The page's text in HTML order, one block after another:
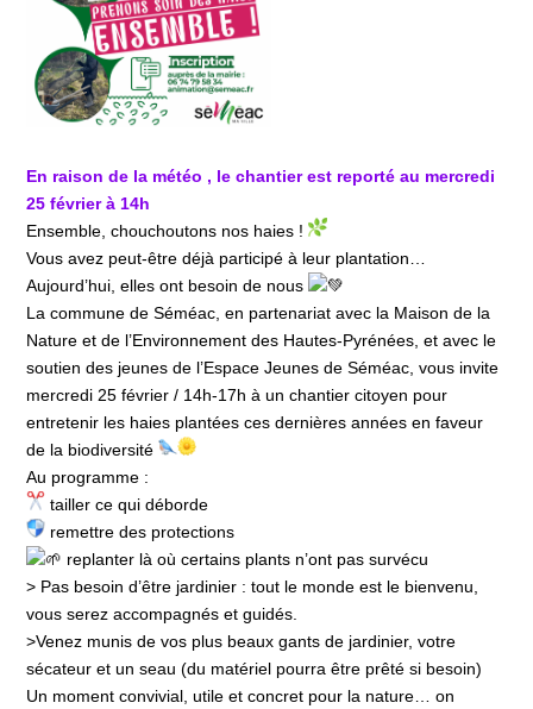
En raison de la météo , le chantier est reporté au mercredi
25 février à 14h
Ensemble, chouchoutons nos haies !
Vous avez peut-être déjà participé à leur plantation…
Aujourd’hui, elles ont besoin de nous
La commune de Séméac, en partenariat avec la Maison de la
Nature et de l’Environnement des Hautes-Pyrénées, et avec le
soutien des jeunes de l’Espace Jeunes de Séméac, vous invite
mercredi 25 février / 14h-17h à un chantier citoyen pour
entretenir les haies plantées ces dernières années en faveur
de la biodiversité
Au programme :
tailler ce qui déborde
remettre des protections
replanter là où certains plants n’ont pas survécu
> Pas besoin d’être jardinier : tout le monde est le bienvenu,
vous serez accompagnés et guidés.
>Venez munis de vos plus beaux gants de jardinier, votre
sécateur et un seau (du matériel pourra être prêté si besoin)
Un moment convivial, utile et concret pour la nature… on